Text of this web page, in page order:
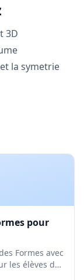
3D
la symetrie
pour
Formes avec
les élèves de